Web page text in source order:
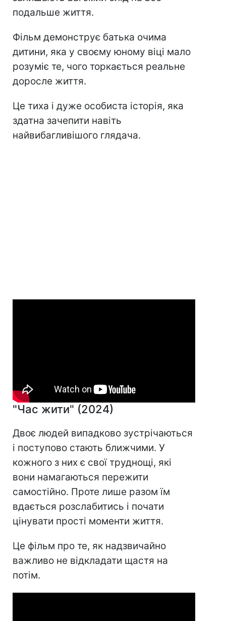
подальше життя.
Фільм демонструє батька очима
дитини, яка у своєму юному віці мало
розуміє те, чого торкається реальне
доросле життя.
Це тиха і дуже особиста історія, яка
здатна зачепити навіть
найвибагливішого глядача.
"Час жити" (2024)
Двоє людей випадково зустрічаються
і поступово стають ближчими. У
кожного з них є свої труднощі, які
вони намагаються пережити
самостійно. Проте лише разом їм
вдається розслабитись і почати
цінувати прості моменти життя.
Це фільм про те, як надзвичайно
важливо не відкладати щастя на
потім.